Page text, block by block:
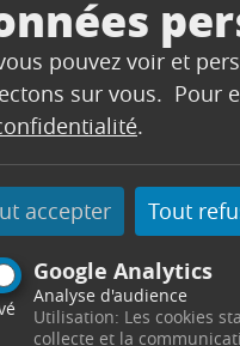
pouvez voir et
sur vous. Pour
.
accepter Tout
Google Analytics
Analyse d'audience
Utilisation: Les cookies
collecte et la
– Programme
d’été 2024